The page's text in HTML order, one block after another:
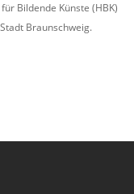
Bildende Künste (HBK)
Braunschweig.